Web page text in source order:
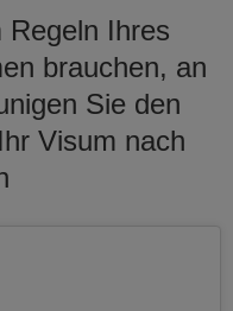
Ihres
brauchen, an
Sie den
Visum nach